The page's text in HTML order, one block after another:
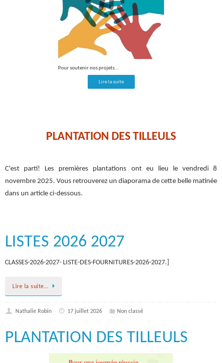
Pour soutenir nos projets...
Lire la suite
PLANTATION DES TILLEULS
C'est parti! Les premières plantations ont eu lieu le vendredi 8
novembre 2025. Vous retrouverez un diaporama de cette belle matinée
dans un article ci-dessous.
LISTES 2026 2027
CLASSES-2026-2027- LISTE-DES-FOURNITURES-2026-2027.]
Lire la suite…
Nathalie Robin 17 juillet 2026 Non classé
PLANTATION DES TILLEULS